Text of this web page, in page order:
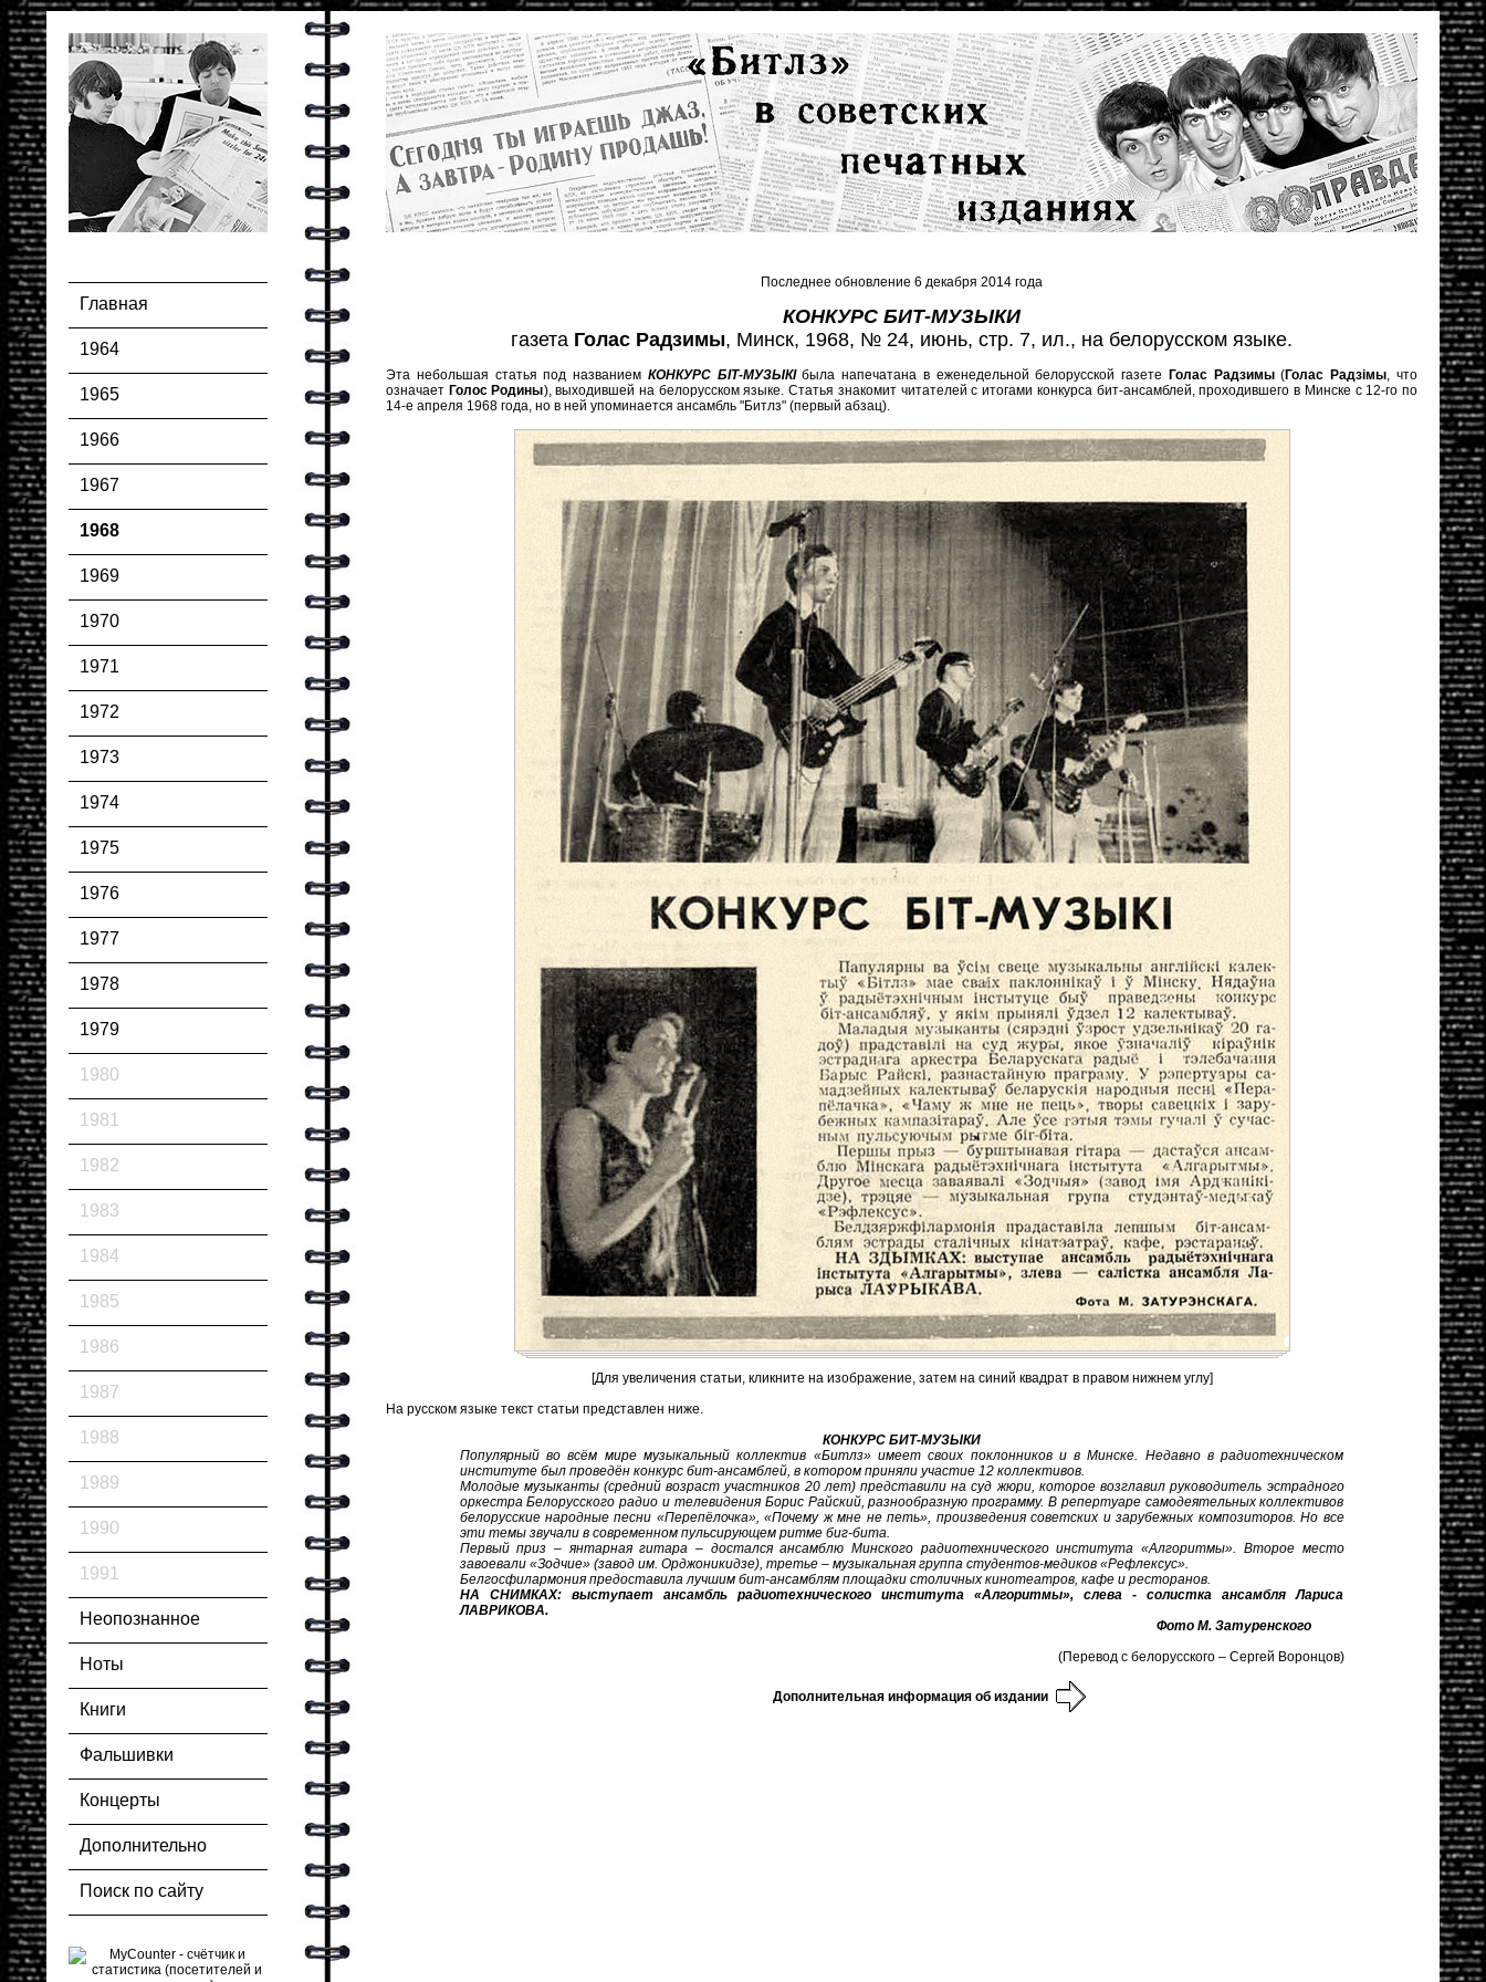
Главная
1964
1965
1966
1967
1968
1969
1970
1971
1972
1973
1974
1975
1976
1977
1978
1979
1980
1981
1982
1983
1984
1985
1986
1987
1988
1989
1990
1991
Неопознанное
Ноты
Книги
Фальшивки
Концерты
Дополнительно
Поиск по сайту
Последнее обновление 6 декабря 2014 года
КОНКУРС БИТ-МУЗЫКИ
газета Голас Радзимы, Минск, 1968, № 24, июнь, стр. 7, ил., на белорусском языке.
Эта небольшая статья под названием КОНКУРС БIТ-МУЗЫКIбыла напечатана в еженедельной белорусской газете Голас Радзимы(Голас Радзiмы, что
означает Голос Родины), выходившей на белорусском языке. Статья знакомит читателей с итогами конкурса бит-ансамблей, проходившего в Минске с 12-го по
14-е апреля 1968 года, но в ней упоминается ансамбль "Битлз" (первый абзац).
[Для увеличения статьи, кликните на изображение, затем на синий квадрат в правом нижнем углу]
На русском языке текст статьи представлен ниже.
КОНКУРС БИТ-МУЗЫКИ
Популярный во всём мире музыкальный коллектив «Битлз» имеет своих поклонников и в Минске. Недавно в радиотехническом
институте был проведён конкурс бит-ансамблей, в котором приняли участие 12 коллективов.
Молодые музыканты (средний возраст участников 20 лет) представили на суд жюри, которое возглавил руководитель эстрадного
оркестра Белорусского радио и телевидения Борис Райский, разнообразную программу. В репертуаре самодеятельных коллективов
белорусские народные песни «Перепёлочка», «Почему ж мне не петь», произведения советских и зарубежных композиторов. Но все
эти темы звучали в современном пульсирующем ритме биг-бита.
Первый приз – янтарная гитара – достался ансамблю Минского радиотехнического института «Алгоритмы». Второе место
завоевали «Зодчие» (завод им. Орджоникидзе), третье – музыкальная группа студентов-медиков «Рефлексус».
Белгосфилармония предоставила лучшим бит-ансамблям площадки столичных кинотеатров, кафе и ресторанов.
НА СНИМКАХ: выступает ансамбль радиотехнического института «Алгоритмы», слева - солистка ансамбля Лариса
ЛАВРИКОВА.
Фото М. Затуренского
(Перевод с белорусского – Сергей Воронцов)
Дополнительная информация об издании